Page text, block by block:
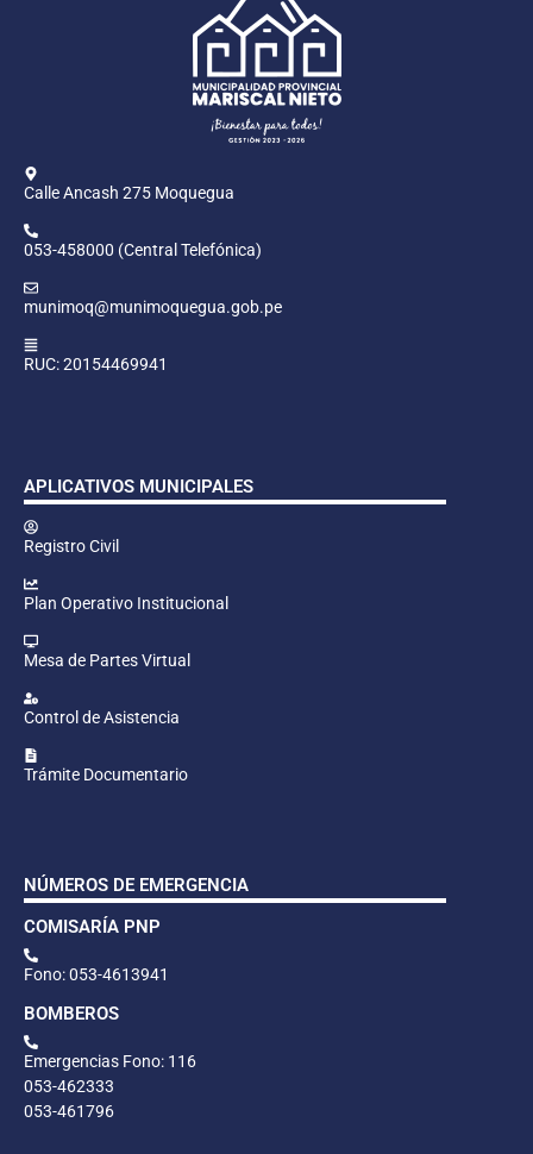
Calle Ancash 275 Moquegua
053-458000 (Central Telefónica)
munimoq@munimoquegua.gob.pe
RUC: 20154469941
APLICATIVOS MUNICIPALES
Registro Civil
Plan Operativo Institucional
Mesa de Partes Virtual
Control de Asistencia
Trámite Documentario
NÚMEROS DE EMERGENCIA
COMISARÍA PNP
Fono: 053-4613941
BOMBEROS
Emergencias Fono: 116
053-462333
053-461796